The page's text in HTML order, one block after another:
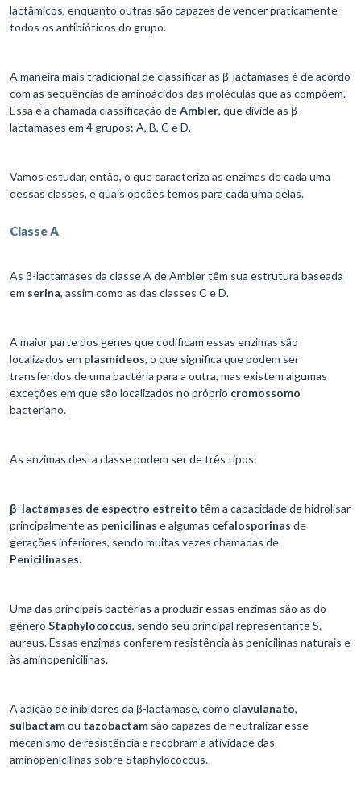
lactâmicos, enquanto outras são capazes de vencer praticamente
todos os antibióticos do grupo.
A maneira mais tradicional de classificar as β-lactamases é de acordo
com as sequências de aminoácidos das moléculas que as compõem.
Essa é a chamada classificação deAmbler, que divide as β-
lactamases em 4 grupos: A, B, C e D.
Vamos estudar, então, o que caracteriza as enzimas de cada uma
dessas classes, e quais opções temos para cada uma delas.
Classe A
As β-lactamases da classe A de Ambler têm sua estrutura baseada
em serina, assim como as das classes C e D.
A maior parte dos genes que codificam essas enzimas são
localizados em plasmídeos, o que significa que podem ser
transferidos de uma bactéria para a outra, mas existem algumas
exceções em que são localizados no próprio cromossomo
bacteriano.
As enzimas desta classe podem ser de três tipos:
β-lactamases de espectro estreito têm a capacidade de hidrolisar
principalmente as penicilinas e algumas cefalosporinas de
gerações inferiores, sendo muitas vezes chamadas de
Penicilinases.
Uma das principais bactérias a produzir essas enzimas são as do
gênero Staphylococcus, sendo seu principal representante S.
aureus. Essas enzimas conferem resistência às penicilinas naturais e
às aminopenicilinas.
A adição de inibidores da β-lactamase, como clavulanato,
sulbactamou tazobactam são capazes de neutralizar esse
mecanismo de resistência e recobram a atividade das
aminopenicilinas sobre Staphylococcus.